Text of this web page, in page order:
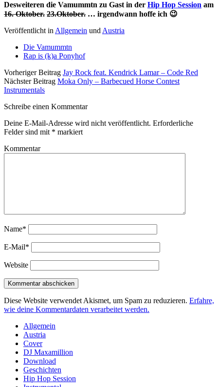
Desweiteren die Vamummtn zu Gast in der Hip Hop Session am
16. Oktober. 23.Oktober. … irgendwann hoffe ich 😉
Veröffentlicht inAllgemein undAustria
Die Vamummtn
Rap is (k)a Ponyhof
Vorheriger Beitrag Jay Rock feat. Kendrick Lamar – Code Red
Nächster Beitrag Moka Only – Barbecued Horse Contest
Instrumentals
Schreibe einen Kommentar
Deine E-Mail-Adresse wird nicht veröffentlicht. Erforderliche
Felder sind mit * markiert
Kommentar
Name*
E-Mail*
Website
Diese Website verwendet Akismet, um Spam zu reduzieren. Erfahre,
wie deine Kommentardaten verarbeitet werden.
Sidebar
Allgemein
Austria
Cover
DJ Maxamillion
Download
Geschichten
Hip Hop Session